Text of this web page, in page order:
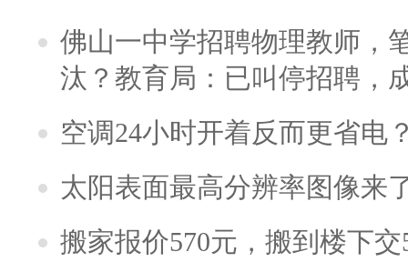
佛山一中学招聘物理教师，
汰？教育局：已叫停招聘，
空调24小时开着反而更省电
太阳表面最高分辨率图像来
搬家报价570元，搬到楼下